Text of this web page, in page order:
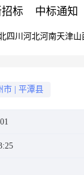
标 中标通知
四川 河北河南天津山
市 平潭县